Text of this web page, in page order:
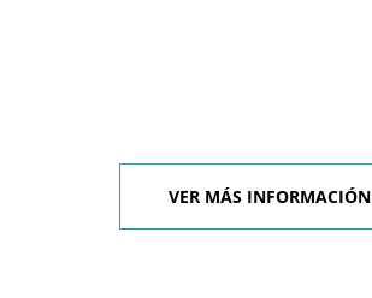
VER MÁS INFORMACIÓN